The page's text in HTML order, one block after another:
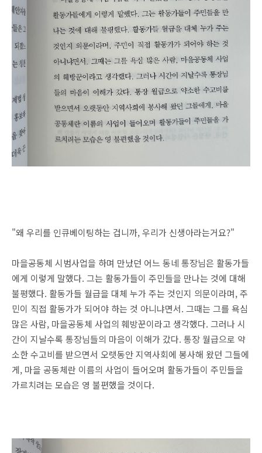
"왜 우리를 인큐베이팅하는 겁니까, 우리가 신생아라는거요?"
마을공동체 시범사업을 하며 만났던 어느 동네 통장님은 활동가들
에게 이렇게 말했다. 그는 활동가들이 주민들을 만나는 것에 대해
불평했다. 활동가들 월급을 대체 누가 주는 것인지 의문이라며, 주
민이 직접 활동가가 되어야 하는 것 아니냐면서. 그때는 그를 욕심
많은 사람, 마을공동체 사업의 훼방꾼이라고 생각했다. 그러나 시
간이 지날수록 통장님들의 마음이 이해가 갔다. 통장 월급으로 약
소한 수고비를 받으면서 오랫동안 지역사회에 봉사해 왔던 그들에
게, 마을 공동체란 이름의 사업이 들어오며 활동가들이 주민들을
가르치려는 모습은 영 불편했을 것이다.